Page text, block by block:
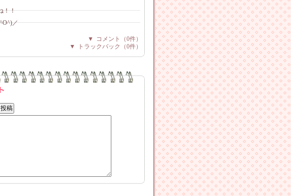
！！
／
▼ コメント （0件）
▼ トラックバック （0件）